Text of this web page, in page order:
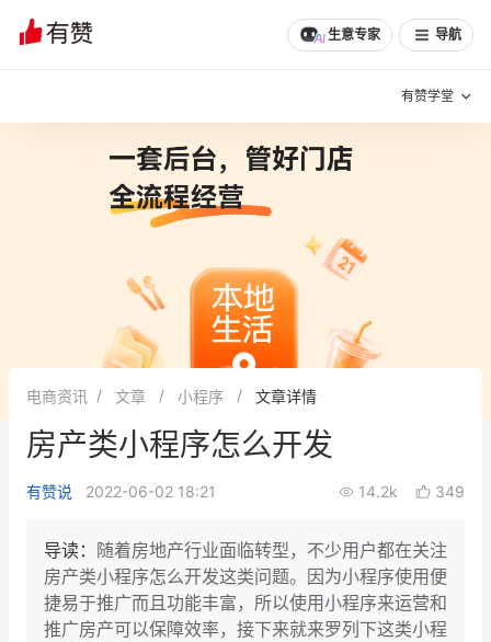
生意专家 导航
有赞学堂
增长方法
有赞专家说
新零售最佳实践
面对面聊增长
AllValue 战略合作
增长产品指南
文章 问诊 分享
电商资讯 文章 小程序 文章详情
房产类小程序怎么开发
有赞说 2022-06-02 18:21 14.2k 349
导读： 随着房地产行业面临转型，不少用户都在关注
房产类小程序怎么开发这类问题。因为小程序使用便
捷易于推广而且功能丰富，所以使用小程序来运营和
推广房产可以保障效率，接下来就来罗列下这类小程